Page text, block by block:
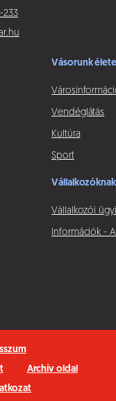
233
Vásorunk élete
Vendéglátás
Kultúra
Sport
Vállalkozóknak
Vállalkozói
Információk -
Archív oldal